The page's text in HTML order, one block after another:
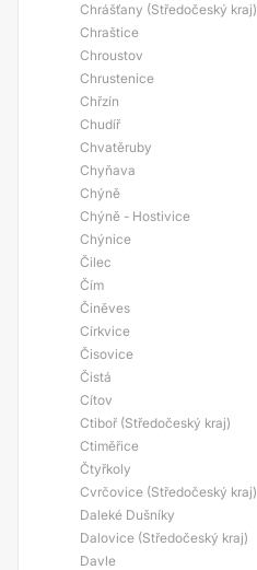
Chrášťany (Středočeský kraj)
Chraštice
Chroustov
Chrustenice
Chřzín
Chudíř
Chvatěruby
Chyňava
Chýně
Chýně - Hostivice
Chýnice
Čilec
Čím
Činěves
Církvice
Čisovice
Čistá
Cítov
Ctiboř (Středočeský kraj)
Ctiměřice
Čtyřkoly
Cvrčovice (Středočeský kraj)
Daleké Dušníky
Dalovice (Středočeský kraj)
Davle